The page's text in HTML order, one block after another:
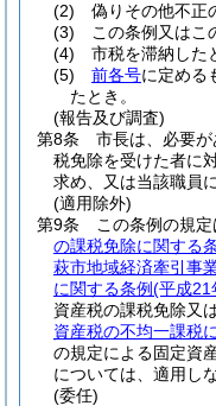
(2)
偽りその他不正
(3)
この条例又はこ
(4)
市税を滞納した
(5)
前各号に定める
たとき。
(報告及び調査)
第8条
市長は、必要
税免除を受けた者に
求め、又は当該職員
(適用除外)
第9条
この条例の規定
の課税免除に関する
萩市地域経済牽引事
に関する条例(平成21
資産税の課税免除又
資産税の不均一課税
の規定による固定資
については、適用しな
(委任)